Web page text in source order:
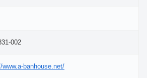
002
www.a-banhouse.net/